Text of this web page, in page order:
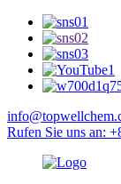
Rufen Sie uns an: